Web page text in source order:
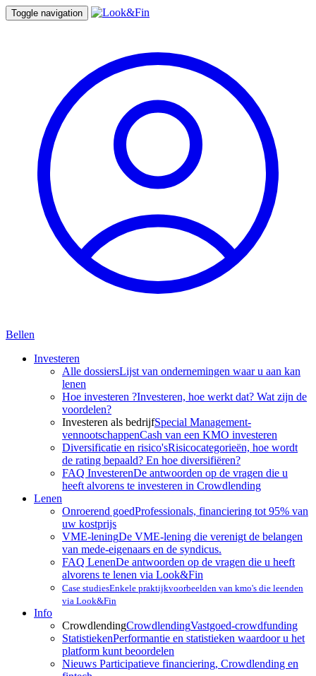
Toggle navigation
Bellen
Investeren
Alle dossiersLijst van ondernemingen waar u aan kan
lenen
Hoe investeren ?Investeren, hoe werkt dat? Wat zijn de
voordelen?
Investeren als bedrijfSpecial Management-
vennootschappenCash van een KMO investeren
Diversificatie en risico'sRisicocategorieën, hoe wordt
de rating bepaald? En hoe diversifiëren?
FAQ InvesterenDe antwoorden op de vragen die u
heeft alvorens te investeren in Crowdlending
Lenen
Onroerend goedProfessionals, financiering tot 95% van
uw kostprijs
VME-leningDe VME-lening die verenigt de belangen
van mede-eigenaars en de syndicus.
FAQ LenenDe antwoorden op de vragen die u heeft
alvorens te lenen via Look&Fin
Case studiesEnkele praktijkvoorbeelden van kmo's die leenden
via Look&Fin
Info
CrowdlendingCrowdlendingVastgoed-crowdfunding
StatistiekenPerformantie en statistieken waardoor u het
platform kunt beoordelen
Nieuws Participatieve financiering, Crowdlending en